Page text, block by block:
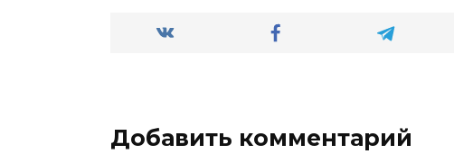
Добавить комментарий